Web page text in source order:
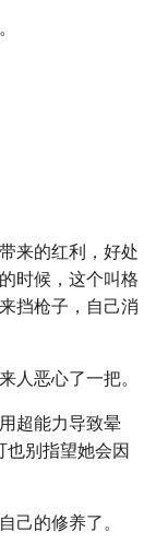
来的红利，好处
时候，这个叫格
挡枪子，自己消
人恶心了一把。
超能力导致晕
别指望她会因
己的修养了。